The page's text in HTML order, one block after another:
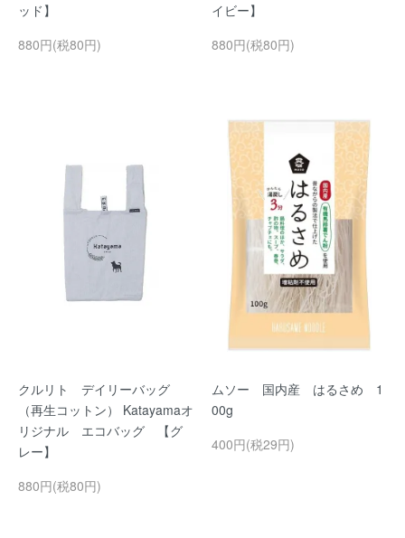
ッド】
880円(税80円)
イビー】
880円(税80円)
クルリト デイリーバッグ
（再生コットン） Katayamaオ
リジナル エコバッグ 【グ
レー】
880円(税80円)
ムソー 国内産 はるさめ 1
00g
400円(税29円)